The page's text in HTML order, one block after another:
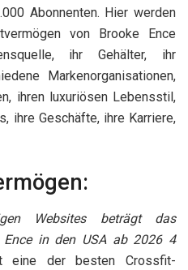
Abonnenten. Hier werden
von Brooke Ence
ihr Gehälter, ihr
Markenorganisationen,
ihren luxuriösen Lebensstil,
ihre Geschäfte, ihre Karriere,
Websites beträgt das
Ence in den USA ab 2026 4
eine der besten Crossfit-